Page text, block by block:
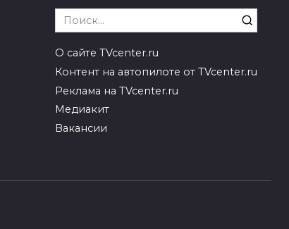
Search
for:
О сайте TVcenter.ru
Контент на автопилоте от TVcenter.ru
Реклама на TVcenter.ru
Медиакит
Вакансии